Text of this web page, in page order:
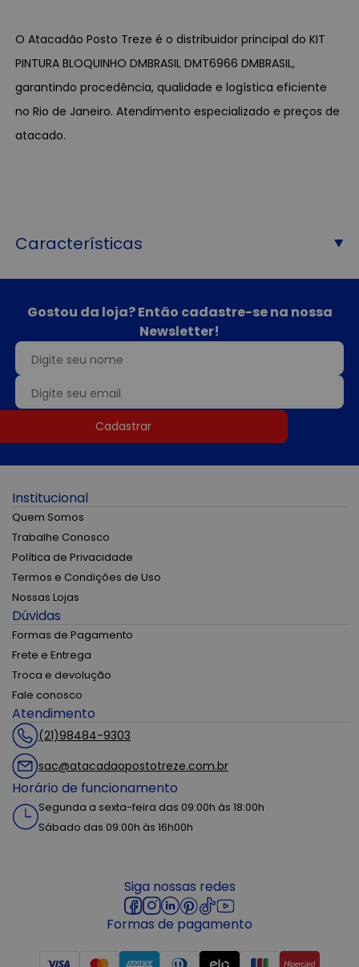
O Atacadão Posto Treze é o distribuidor principal do KIT
PINTURA BLOQUINHO DMBRASIL DMT6966 DMBRASIL,
garantindo procedência, qualidade e logística eficiente
no Rio de Janeiro. Atendimento especializado e preços de
atacado.
Características
Gostou da loja? Então cadastre-se na nossa
Newsletter!
Cadastrar
Institucional
Quem Somos
Trabalhe Conosco
Política de Privacidade
Termos e Condições de Uso
Nossas Lojas
Dúvidas
Formas de Pagamento
Frete e Entrega
Troca e devolução
Fale conosco
Atendimento
(21)98484-9303
sac@atacadaopostotreze.com.br
Horário de funcionamento
Segunda a sexta-feira das 09:00h às 18:00h
Sábado das 09:00h às 16h00h
Siga nossas redes
Formas de pagamento